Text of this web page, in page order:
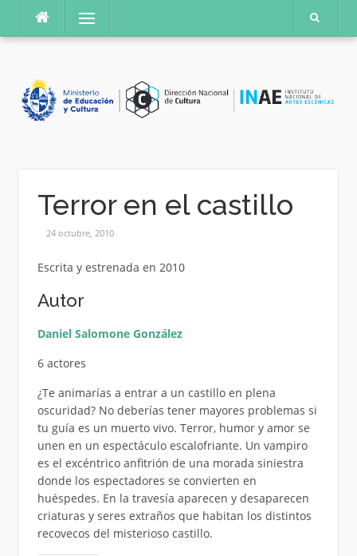
contenido
Menú
Terror en el castillo
24 octubre, 2010
Escrita y estrenada en 2010
Autor
Daniel Salomone González
6 actores
¿Te animarías a entrar a un castillo en plena
oscuridad? No deberías tener mayores problemas si
tu guía es un muerto vivo. Terror, humor y amor se
unen en un espectáculo escalofriante. Un vampiro
es el excéntrico anfitrión de una morada siniestra
donde los espectadores se convierten en
huéspedes. En la travesía aparecen y desaparecen
criaturas y seres extraños que habitan los distintos
recovecos del misterioso castillo.